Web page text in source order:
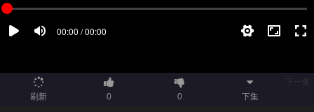
刷新 0 0 下集